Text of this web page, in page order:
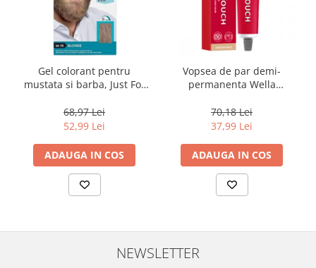
Gel colorant pentru
mustata si barba, Just For
Color Gel, 28 g
68,97 Lei
52,99 Lei
ADAUGA IN COS
Vopsea de par demi-
permanenta Wella
Cherry 10/0, 60 ml
70,18 Lei
37,99 Lei
ADAUGA IN COS
NEWSLETTER